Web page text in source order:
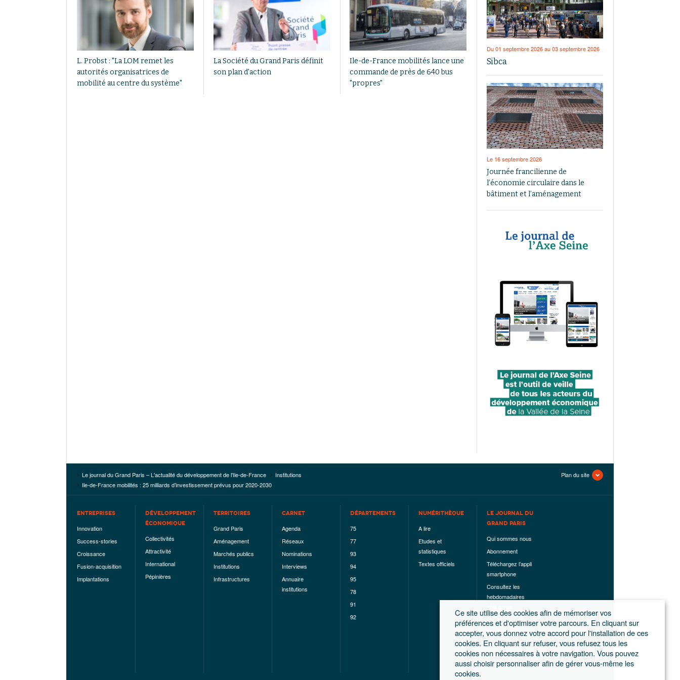
L. Probst : "La LOM remet les
autorités organisatrices de
mobilité au centre du système"
La Société du Grand Paris définit
son plan d'action
Ile-de-France mobilités lance une
commande de près de 640 bus
"propres"
Du 01 septembre 2026 au 03 septembre 2026
Sibca
Le 16 septembre 2026
Journée francilienne de
l’économie circulaire dans le
bâtiment et l’aménagement
Le journal du Grand Paris – L'actualité du développement de l'Ile-de-France
Institutions
Ile-de-France mobilités : 25 milliards d’investissement prévus pour 2020-2030
Plan du site
ENTREPRISES
Innovation
Success-stories
Croissance
Fusion-acquisition
Implantations
DÉVELOPPEMENT
ÉCONOMIQUE
Collectivités
Attractivité
International
Pépinières
TERRITOIRES
Grand Paris
Aménagement
Marchés publics
Institutions
Infrastructures
CARNET
Agenda
Réseaux
Nominations
Interviews
Annuaire
institutions
DÉPARTEMENTS
75
77
93
94
95
78
91
92
NUMÉRITHÈQUE
A lire
Etudes et
statistiques
Textes officiels
LE JOURNAL DU
GRAND PARIS
Qui sommes nous
Abonnement
Téléchargez l’appli
smartphone
Consultez les
hebdomadaires
Les hors-séries
Mentions légales
Conditions
générales de
ventes
Ce site utilise des cookies afin de mémoriser vos
préférences et d'optimiser votre parcours. En cliquant sur
accepter, vous donnez votre accord pour l'installation de ces
cookies. En cliquant sur refuser, vous refusez tous les
cookies non nécessaires à votre navigation. Vous pouvez
aussi choisir personnaliser afin de gérer vous-même les
cookies.